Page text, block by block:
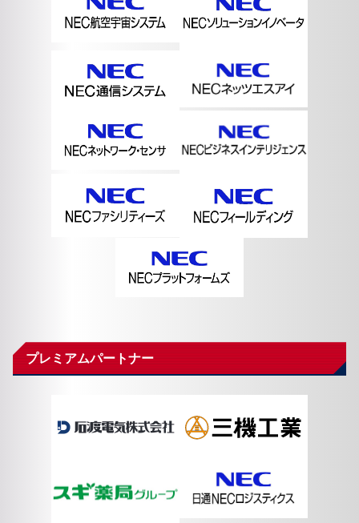
プレミアムパートナー